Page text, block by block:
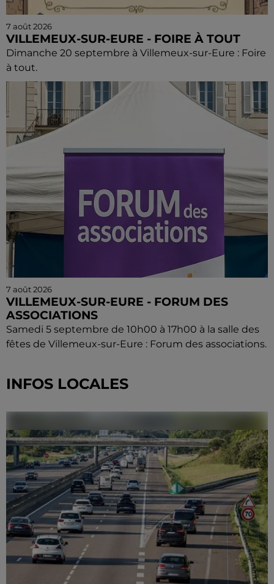
7 août 2026
VILLEMEUX-SUR-EURE - FOIRE À TOUT
Dimanche 20 septembre à Villemeux-sur-Eure : Foire
à tout.
7 août 2026
VILLEMEUX-SUR-EURE - FORUM DES
ASSOCIATIONS
Samedi 5 septembre de 10h00 à 17h00 à la salle des
fêtes de Villemeux-sur-Eure : Forum des associations.
INFOS LOCALES